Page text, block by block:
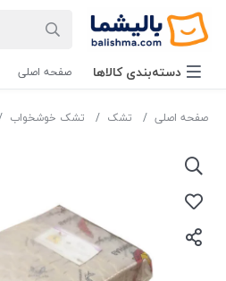
دسته‌بندی‌ کالاها صفحه اصلی
صفحه اصلی تشک تشک خوشخواب